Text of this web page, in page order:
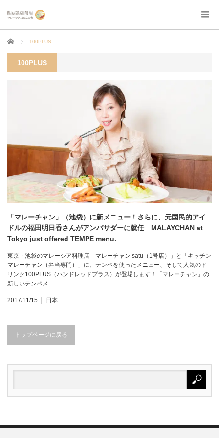
ホーム 100PLUS
100PLUS
「マレーチャン」（池袋）に新メニュー！さらに、元国民的アイ
ドルの福田明日香さんがアンバサダーに就任 MALAYCHAN at
Tokyo just offered TEMPE menu.
東京・池袋のマレーシア料理店「マレーチャン satu（1号店）」と「キッチン
マレーチャン（弁当専門）」に、テンペを使ったメニュー、そして人気のド
リンク100PLUS（ハンドレッドプラス）が登場します！「マレーチャン」の
新しいテンペメ…
2017/11/15 日本
トップページに戻る